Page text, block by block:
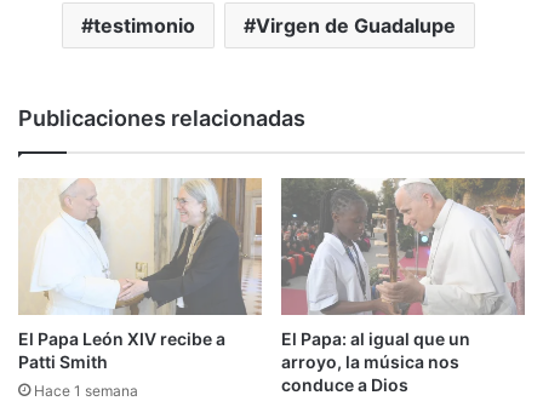
testimonio Virgen de Guadalupe
Publicaciones relacionadas
El Papa León XIV recibe a
Patti Smith
Hace 1 semana
El Papa: al igual que un
arroyo, la música nos
conduce a Dios